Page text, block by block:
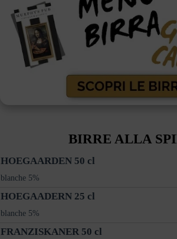
BIRRE ALLA
HOEGAARDEN 50 cl
blanche 5%
HOEGAADERN 25 cl
blanche 5%
FRANZISKANER 50 cl